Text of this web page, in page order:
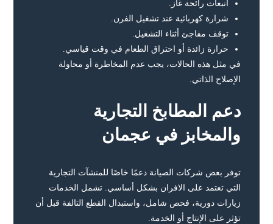
انبعاث رائحة غاز.
شرارة كهربائية عند تشغيل الفرن.
توقف مفاجئ أثناء التشغيل.
حرارة زائدة أو احتراق الطعام في وقت قياسي.
في مثل هذه الحالات، يجب عدم المخاطرة أو محاولة
الإصلاح الذاتي.
دعم المطابخ التجارية
والمخابز في عجمان
توفر بعض شركات الصيانة دعمًا خاصًا للمنشآت التجارية
التي تعتمد على الافران بشكل أساسي. تشمل الخدمات
زيارات دورية، فحص شامل، واستبدال القطع التالفة قبل أن
تؤثر على الإنتاج أو الخدمة.